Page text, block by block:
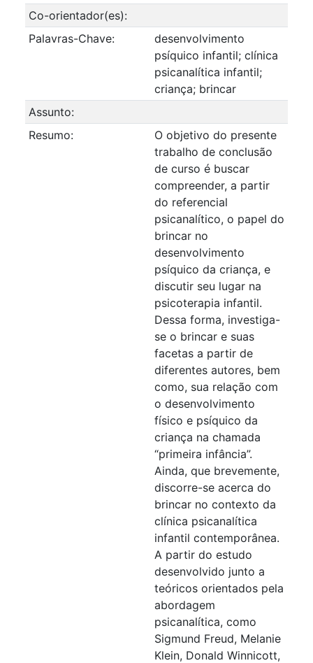
Co-orientador(es):
Palavras-Chave:
desenvolvimento
psíquico infantil; clínica
psicanalítica infantil;
criança; brincar
Assunto:
Resumo:
O objetivo do presente
trabalho de conclusão
de curso é buscar
compreender, a partir
do referencial
psicanalítico, o papel do
brincar no
desenvolvimento
psíquico da criança, e
discutir seu lugar na
psicoterapia infantil.
Dessa forma, investiga-
se o brincar e suas
facetas a partir de
diferentes autores, bem
como, sua relação com
o desenvolvimento
físico e psíquico da
criança na chamada
“primeira infância”.
Ainda, que brevemente,
discorre-se acerca do
brincar no contexto da
clínica psicanalítica
infantil contemporânea.
A partir do estudo
desenvolvido junto a
teóricos orientados pela
abordagem
psicanalítica, como
Sigmund Freud, Melanie
Klein, Donald Winnicott,